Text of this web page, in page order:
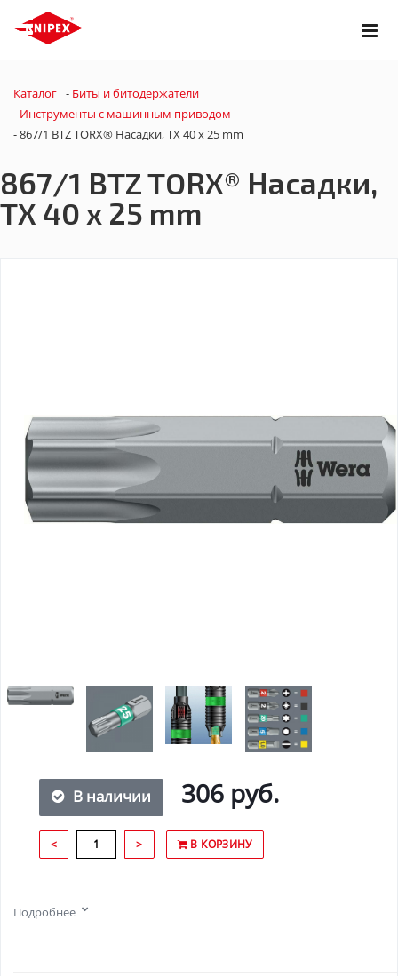
Каталог - Биты и битодержатели
- Инструменты с машинным приводом
-867/1 BTZ TORX® Насадки, TX 40 x 25 mm
867/1 BTZ TORX® Насадки,
TX 40 x 25 mm
В наличии 306 руб.
< > В КОРЗИНУ
Подробнее